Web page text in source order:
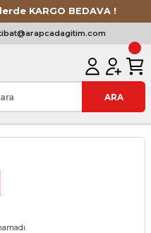
KARGO BEDAVA !
ARA